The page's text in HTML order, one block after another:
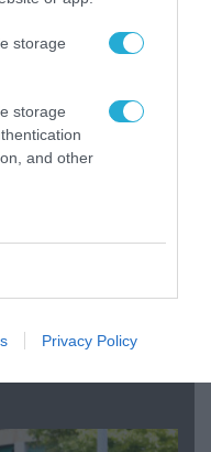
storage
storage
and other
Privacy Policy
του Αρκά για